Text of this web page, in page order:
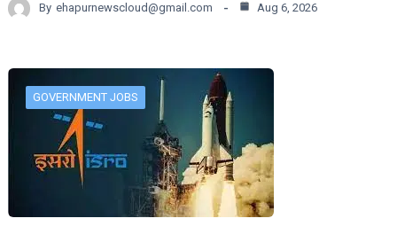
By ehapurnewscloud@gmail.com Aug 6, 2026
GOVERNMENT JOBS